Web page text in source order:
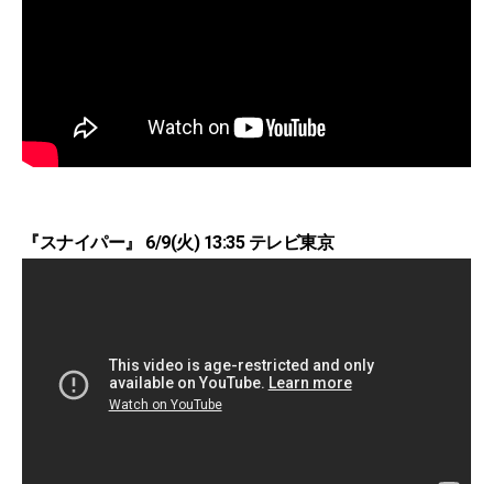
『スナイパー』 6/9(火) 13:35 テレビ東京